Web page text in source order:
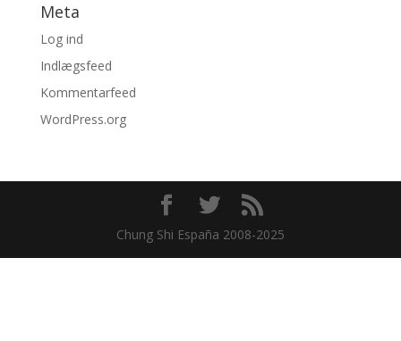
Meta
Log ind
Indlægsfeed
Kommentarfeed
WordPress.org
Chung Shi España 2008-2025